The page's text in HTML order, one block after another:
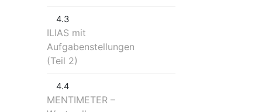
4.3
ILIAS mit
Aufgabenstellungen
(Teil 2)
4.4
MENTIMETER –